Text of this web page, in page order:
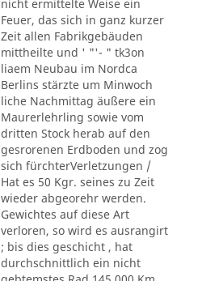
nicht ermittelte Weise ein
Feuer, das sich in ganz kurzer
Zeit allen Fabrikgebäuden
mittheilte und ' "'- " tk3on
liaem Neubau im Nordca
Berlins stärzte um Minwoch
liche Nachmittag äußere ein
Maurerlehrling sowie vom
dritten Stock herab auf den
gesrorenen Erdboden und zog
sich fürchterVerletzungen /
Hat es 50 Kgr. seines zu Zeit
wieder abgeorehr werden.
Gewichtes auf diese Art
verloren, so wird es ausrangirt
; bis dies geschicht , hat
durchschnittlich ein nicht